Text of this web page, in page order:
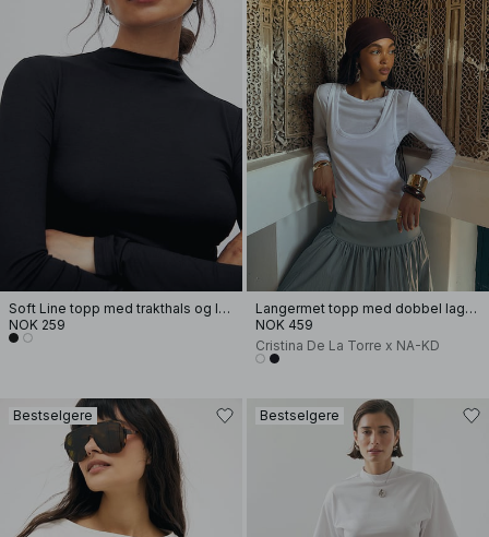
Soft Line topp med trakthals og lange ermer
NOK 259
Langermet topp med dobbel lagdeling
NOK 459
Cristina De La Torre x NA-KD
Bestselgere Bestselgere